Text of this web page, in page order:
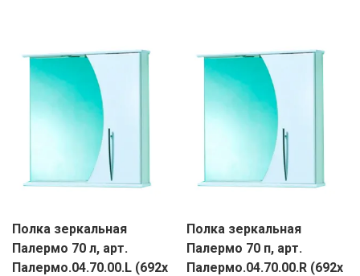
Полка зеркальная
Палермо 70 л, арт.
Палермо.04.70.00.L (692х
Полка зеркальная
Палермо 70 п, арт.
Палермо.04.70.00.R (692х